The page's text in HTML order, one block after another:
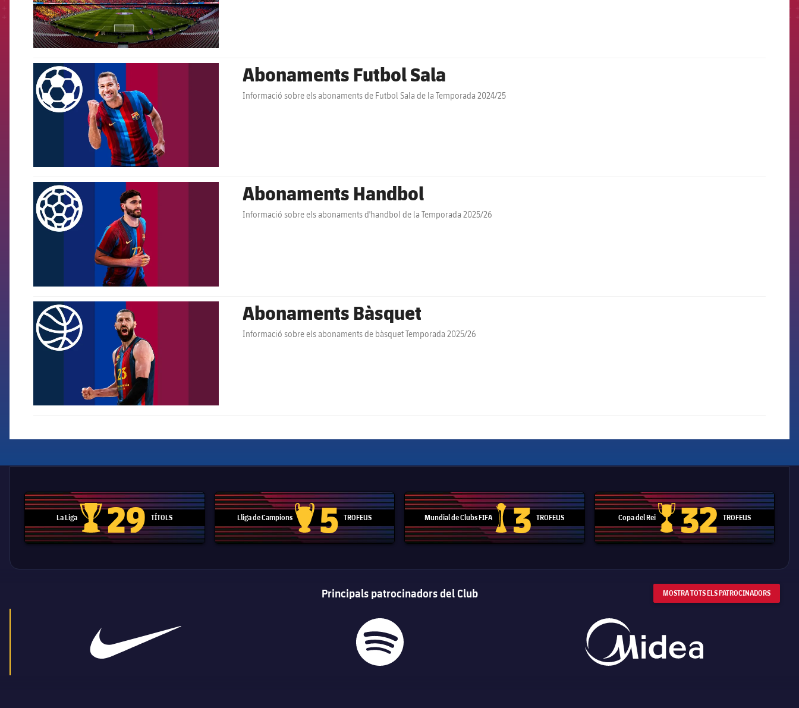
FCB Barcelona badge Abonaments Futbol Sala
Informació sobre els abonaments de Futbol Sala de la Temporada 2024/25
FCB Barcelona badge Abonaments Handbol
Informació sobre els abonaments d'handbol de la Temporada 2025/26
FCB Barcelona badge Abonaments Bàsquet
Informació sobre els abonaments de bàsquet Temporada 2025/26
La Liga
Trofeu de la Liga
29 TÍTOLS Lliga de Campions
Trofeu de la Lliga de Campions
5 TROFEUS Mundial de Clubs FIFA
Trofeu del Mundial de Clubs
3 TROFEUS Copa del Rei
Copa del Rei
32 TROFEUS
Principals patrocinadors del Club MOSTRA TOTS ELS PATROCINADORS